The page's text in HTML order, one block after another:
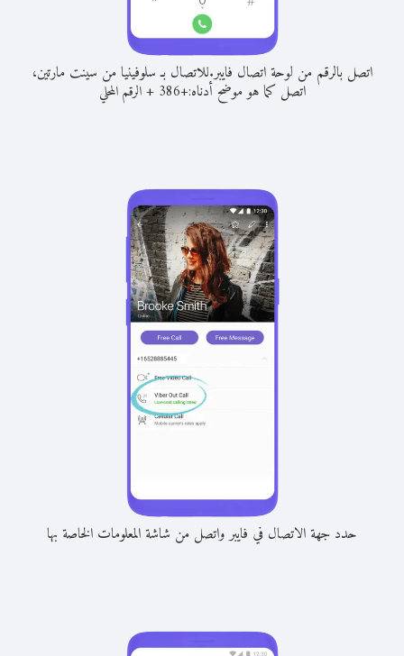
اتصل بالرقم من لوحة اتصال فايبر.للاتصال بـ سلوفينيا من سينت مارتين،
اتصل كما هو موضح أدناه:+
386
+الرقم المحلي
حدد جهة الاتصال في فايبر واتصل من شاشة المعلومات الخاصة بها